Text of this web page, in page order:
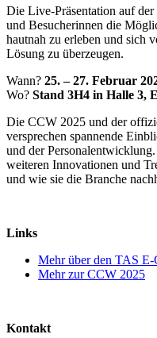
Die Live-Präsentation auf
und Besucherinnen die
hautnah zu erleben und sich
Lösung zu überzeugen.
Wann? 25. – 27. Februar
Wo? Stand 3H4 in Halle 3,
Die CCW 2025 und der
versprechen spannende
und der
weiteren Innovationen und
und wie sie die Branche
Links
Mehr über den TAS E-
Mehr zur CCW 2025
Kontakt